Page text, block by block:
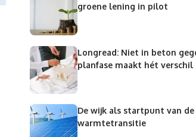
groene lening in pilot
Longread: Niet in beton
planfase maakt hét verschil
De wijk als startpunt van de
warmtetransitie